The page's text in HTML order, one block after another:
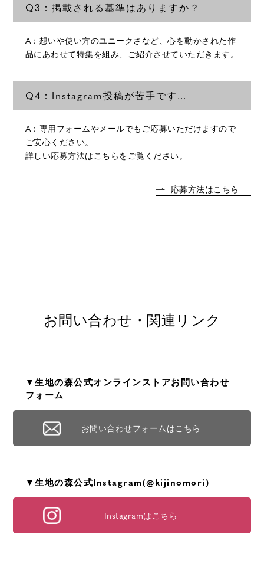
Q3：掲載される基準はありますか？
A：想いや使い方のユニークさなど、心を動かされた作
品にあわせて特集を組み、ご紹介させていただきます。
Q4：Instagram投稿が苦手です…
A：専用フォームやメールでもご応募いただけますので
ご安心ください。
詳しい応募方法は こちらをご覧ください。
応募方法はこちら
お問い合わせ・関連リンク
▼生地の森公式オンラインストアお問い合わせ
フォーム
お問い合わせフォームはこちら
▼生地の森公式Instagram(@kijinomori)
Instagramはこちら